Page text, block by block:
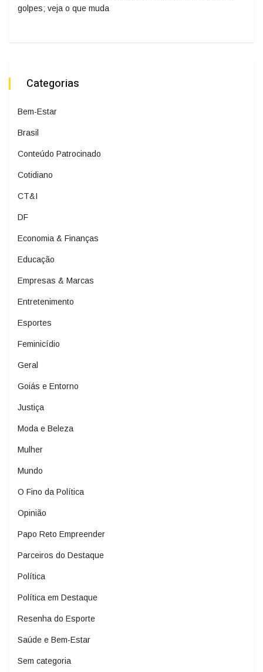
golpes; veja o que muda
Categorias
Bem-Estar
Brasil
Conteúdo Patrocinado
Cotidiano
CT&I
DF
Economia & Finanças
Educação
Empresas & Marcas
Entretenimento
Esportes
Feminicídio
Geral
Goiás e Entorno
Justiça
Moda e Beleza
Mulher
Mundo
O Fino da Política
Opinião
Papo Reto Empreender
Parceiros do Destaque
Política
Política em Destaque
Resenha do Esporte
Saúde e Bem-Estar
Sem categoria